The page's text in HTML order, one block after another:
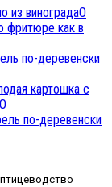
из винограда0
фритюре как в
по-деревенски
картошка с
0
по-деревенски